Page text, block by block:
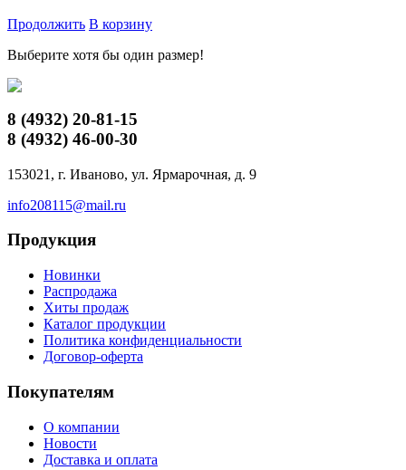
Продолжить В корзину
Выберите хотя бы один размер!
8 (4932) 20-81-15
8 (4932) 46-00-30
153021, г. Иваново, ул. Ярмарочная, д. 9
info208115@mail.ru
Продукция
Новинки
Распродажа
Хиты продаж
Каталог продукции
Политика конфиденциальности
Договор-оферта
Покупателям
О компании
Новости
Доставка и оплата